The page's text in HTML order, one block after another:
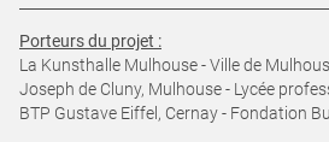
Porteurs du projet :
La Kunsthalle Mulhouse - Ville de
Joseph de Cluny, Mulhouse - Lycée
BTP Gustave Eiffel, Cernay - Fondation